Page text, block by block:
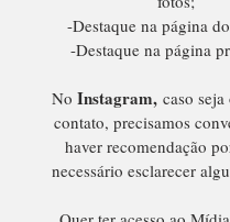
-Destaque na página
-Destaque na página
No Instagram,caso seja
contato, precisamos
haver recomendação
necessário esclarecer